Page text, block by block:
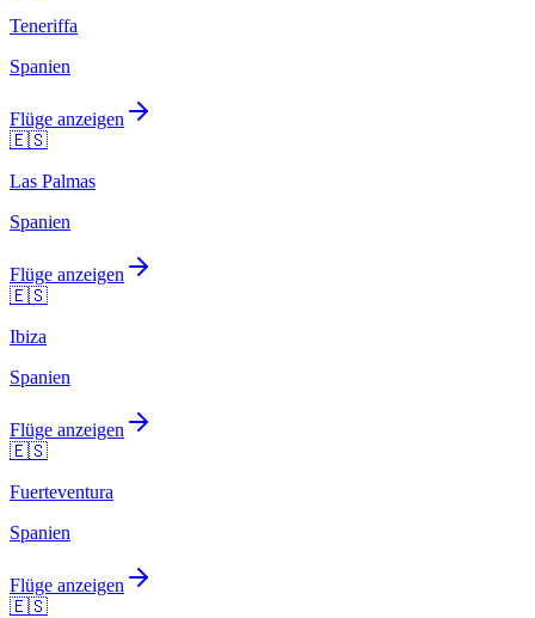
Teneriffa
Spanien
Flüge anzeigen
🇪🇸
Las Palmas
Spanien
Flüge anzeigen
🇪🇸
Ibiza
Spanien
Flüge anzeigen
🇪🇸
Fuerteventura
Spanien
Flüge anzeigen
🇪🇸